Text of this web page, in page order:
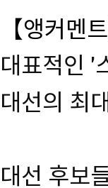
【앵커멘트
대표적인 '
대선의 최
대선 후보